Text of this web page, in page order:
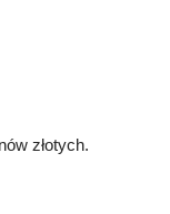
złotych.